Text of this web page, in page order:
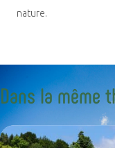
nature.
Dans la même